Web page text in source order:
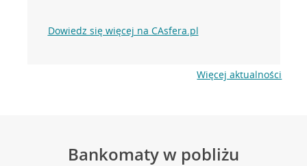
Dowiedz się więcej na CAsfera.pl
Więcej aktualności
Bankomaty w pobliżu